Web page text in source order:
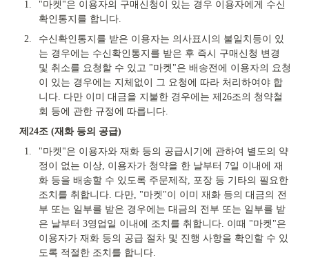
1.
"마켓"은 이용자의 구매신청이 있는 경우 이용자에게 수신
확인통지를 합니다.
2.
수신확인통지를 받은 이용자는 의사표시의 불일치등이 있
는 경우에는 수신확인통지를 받은 후 즉시 구매신청 변경
및 취소를 요청할 수 있고 "마켓"은 배송전에 이용자의 요청
이 있는 경우에는 지체없이 그 요청에 따라 처리하여야 합
니다. 다만 이미 대금을 지불한 경우에는 제26조의 청약철
회 등에 관한 규정에 따릅니다.
제24조 (재화 등의 공급)
1.
"마켓"은 이용자와 재화 등의 공급시기에 관하여 별도의 약
정이 없는 이상, 이용자가 청약을 한 날부터 7일 이내에 재
화 등을 배송할 수 있도록 주문제작, 포장 등 기타의 필요한
조치를 취합니다. 다만, "마켓"이 이미 재화 등의 대금의 전
부 또는 일부를 받은 경우에는 대금의 전부 또는 일부를 받
은 날부터 3영업일 이내에 조치를 취합니다. 이때 "마켓"은
이용자가 재화 등의 공급 절차 및 진행 사항을 확인할 수 있
도록 적절한 조치를 합니다.